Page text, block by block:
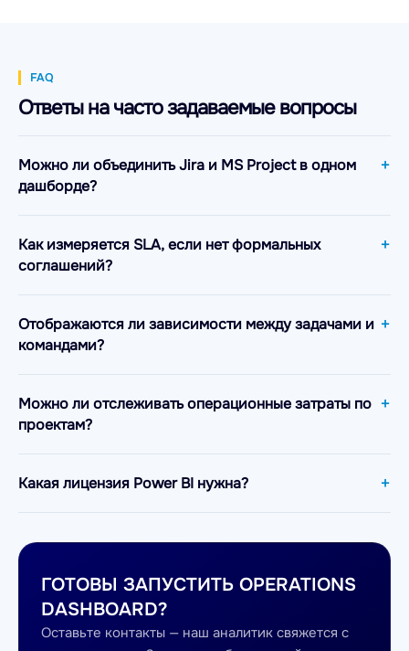
FAQ
Ответы на часто задаваемые вопросы
Можно ли объединить Jira и MS Project в одном
дашборде?
Как измеряется SLA, если нет формальных
соглашений?
Отображаются ли зависимости между задачами и
командами?
Можно ли отслеживать операционные затраты по
проектам?
Какая лицензия Power BI нужна?
ГОТОВЫ ЗАПУСТИТЬ OPERATIONS
DASHBOARD?
Оставьте контакты — наш аналитик свяжется с